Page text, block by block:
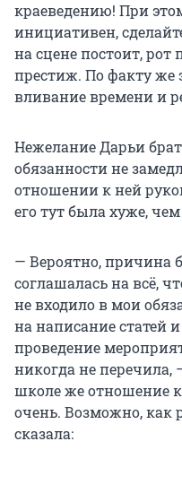
краеведению! При
инициативен,
на сцене постоит,
престиж. По факту же
вливание времени и
Нежелание Дарьи
обязанности не
отношении к ней
его тут была хуже,
— Вероятно, причина
соглашалась на всё,
не входило в мои
на написание статей
проведение
никогда не перечила,
школе же отношение
очень. Возможно, как
сказала: